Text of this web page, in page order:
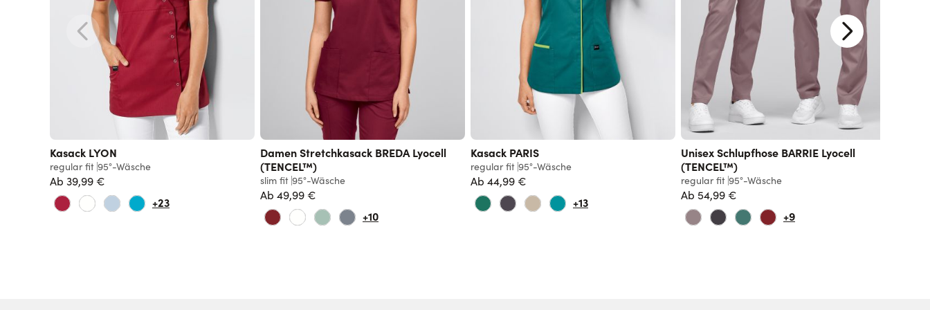
Kasack LYON
regular fit 95°-Wäsche
Ab 39,99 €
+23
Damen Stretchkasack BREDA Lyocell
(TENCEL™)
slim fit 95°-Wäsche
Ab 49,99 €
+10
Kasack PARIS
regular fit 95°-Wäsche
Ab 44,99 €
+13
Unisex Schlupfhose BARRIE Lyocell
(TENCEL™)
regular fit 95°-Wäsche
Ab 54,99 €
+9